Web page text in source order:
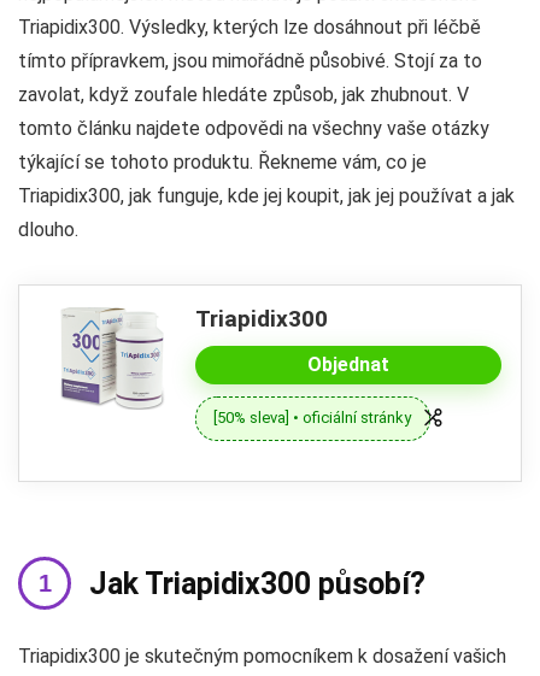
Triapidix300. Výsledky, kterých lze dosáhnout při léčbě
tímto přípravkem, jsou mimořádně působivé. Stojí za to
zavolat, když zoufale hledáte způsob, jak zhubnout. V
tomto článku najdete odpovědi na všechny vaše otázky
týkající se tohoto produktu. Řekneme vám, co je
Triapidix300, jak funguje, kde jej koupit, jak jej používat a jak
dlouho.
Triapidix300
Objednat
[50% sleva] • oficiální stránky
Jak Triapidix300 působí?
Triapidix300 je skutečným pomocníkem k dosažení vašich